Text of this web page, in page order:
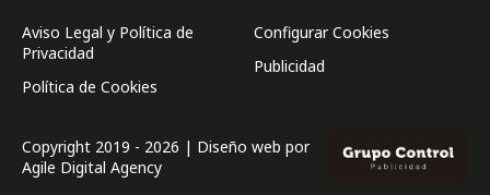
Aviso Legal y Política de
Privacidad
Política de Cookies
Configurar Cookies
Publicidad
Copyright 2019 - 2026 | Diseño web por
Agile Digital Agency